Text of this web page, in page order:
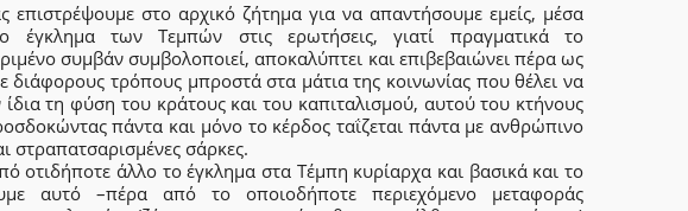
επιστρέψουμε στο αρχικό ζήτημα για να απαντήσουμε εμείς, μέσα
έγκλημα των Τεμπών στις ερωτήσεις, γιατί πραγματικά το
συμβάν συμβολοποιεί, αποκαλύπτει και επιβεβαιώνει πέρα ως
διάφορους τρόπους μπροστά στα μάτια της κοινωνίας που θέλει να
ίδια τη φύση του κράτους και του καπιταλισμού, αυτού του κτήνους
πάντα και μόνο το κέρδος ταΐζεται πάντα με ανθρώπινο
στραπατσαρισμένες σάρκες.
οτιδήποτε άλλο το έγκλημα στα Τέμπη κυρίαρχα και βασικά και το
αυτό –πέρα από το οποιοδήποτε περιεχόμενο μεταφοράς